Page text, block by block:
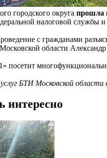
городского округа прошла
налоговой службы
с гражданами
области
БТИ Московской
интересно